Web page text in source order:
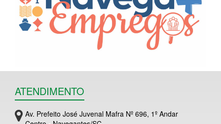
ATENDIMENTO
Av. Prefeito José Juvenal Mafra Nº 696, 1º Andar